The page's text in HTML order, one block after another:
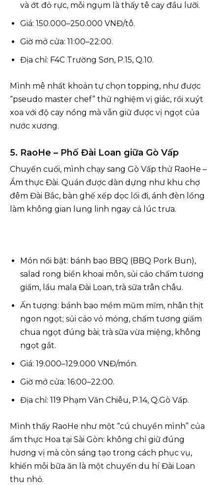
và ớt đỏ rực, mỗi ngụm là thấy tê cay đầu lưỡi.
Giá: 150.000–250.000 VNĐ/tô.
Giờ mở cửa: 11:00–22:00.
Địa chỉ: F4C Trường Sơn, P.15, Q.10.
Mình mê nhất khoản tự chọn topping, như được
“pseudo master chef” thử nghiệm vị giác, rồi xuýt
xoa với độ cay nồng mà vẫn giữ được vị ngọt của
nước xương.
5. RaoHe – Phố Đài Loan giữa Gò Vấp
Chuyến cuối, mình chạy sang Gò Vấp thử RaoHe –
Ẩm thực Đài. Quán được dàn dựng như khu chợ
đêm Đài Bắc, bàn ghế xếp dọc lối đi, ánh đèn lồng
làm không gian lung linh ngay cả lúc trưa.
Món nổi bật: bánh bao BBQ (BBQ Pork Bun),
salad rong biển khoai môn, sủi cảo chấm tương
giấm, lẩu mala Đài Loan, trà sữa trân châu.
Ấn tượng: bánh bao mềm mũm mĩm, nhân thịt
ngon ngọt; sủi cảo vỏ mỏng, chấm tương giấm
chua ngọt đúng bài; trà sữa vừa miệng, không
ngọt gắt.
Giá: 19.000–129.000 VNĐ/món.
Giờ mở cửa: 16:00–22:00.
Địa chỉ: 119 Phạm Văn Chiêu, P.14, Q.Gò Vấp.
Mình thấy RaoHe như một “cú chuyển mình” của
ẩm thực Hoa tại Sài Gòn: không chỉ giữ đúng
hương vị mà còn sáng tạo trong cách phục vụ,
khiến mỗi bữa ăn là một chuyến du hí Đài Loan
thu nhỏ.